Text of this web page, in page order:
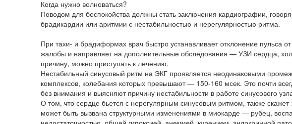
Когда нужно волноваться?
Поводом для беспокойства должны стать заключения кардиографии,
брадикардии или аритмии с нестабильностью и нерегулярностью ритма.
При тахи- и брадиформах врач быстро устанавливает отклонение
жалобы и направляет на дополнительные обследования — УЗИ сердца,
причину, можно приступать к лечению.
Нестабильный синусовый ритм на ЭКГ проявляется неодинаковыми
комплексов, колебания которых превышают — 150-160 мсек. Это почти
без внимания и выясняют причину нестабильности в работе синусового
О том, что сердце бьется с нерегулярным синусовым ритмом, также
может быть вызвана структурными изменениями в миокарде — рубец,